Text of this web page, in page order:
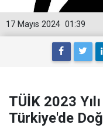
01:39
17 Mayıs 2024
TÜİK 2023
Türkiye'de